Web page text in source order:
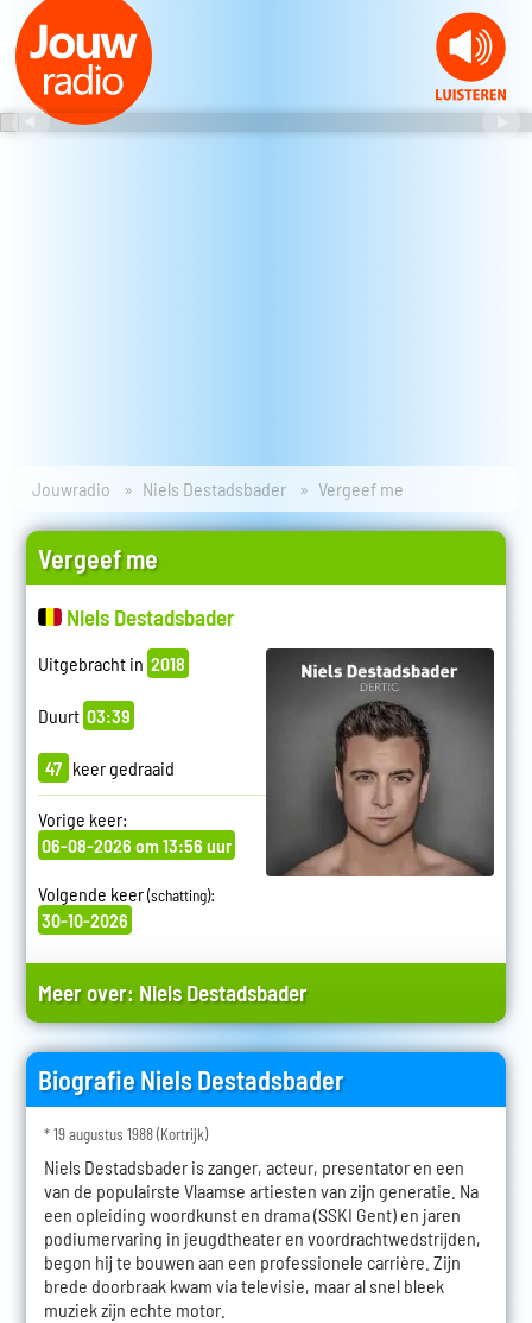
Jouwradio Niels Destadsbader Vergeef me
Vergeef me
Niels Destadsbader
Uitgebracht in 2018
Duurt 03:39
47 keer gedraaid
Vorige keer:
06-08-2026 om 13:56 uur
Volgende keer(schatting):
30-10-2026
Meer over: Niels Destadsbader
Biografie Niels Destadsbader
* 19 augustus 1988 (Kortrijk)
Niels Destadsbader is zanger, acteur, presentator en een
van de populairste Vlaamse artiesten van zijn generatie. Na
een opleiding woordkunst en drama (SSKI Gent) en jaren
podiumervaring in jeugdtheater en voordrachtwedstrijden,
begon hij te bouwen aan een professionele carrière. Zijn
brede doorbraak kwam via televisie, maar al snel bleek
muziek zijn echte motor.